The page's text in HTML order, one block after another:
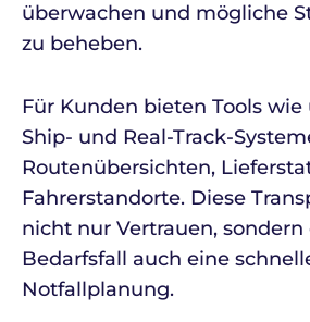
überwachen und mögliche
zu beheben.
Für Kunden bieten Tools wie
Ship- und Real-Track-
Routenübersichten,
Fahrerstandorte. Diese
nicht nur Vertrauen,
Bedarfsfall auch eine
Notfallplanung.